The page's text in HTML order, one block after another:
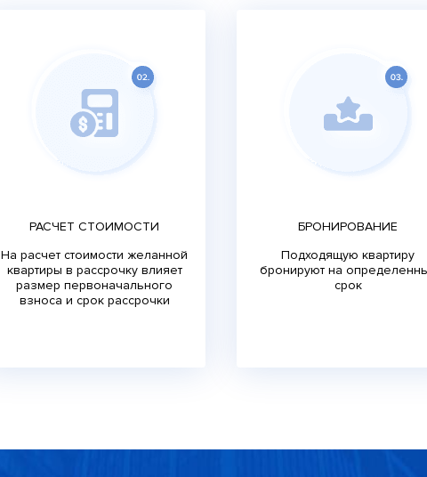
РАСЧЕТ СТОИМОСТИ
На расчет стоимости желанной
квартиры в рассрочку влияет
размер первоначального
взноса и срок рассрочки
БРОНИРОВАНИЕ
Подходящую квартиру
бронируют на
срок